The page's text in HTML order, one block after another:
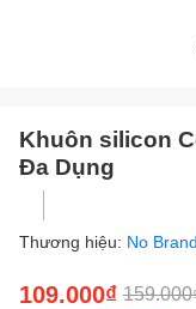
Khuôn silicon
Đa Dụng
Thương hiệu: No Brand
109.000₫